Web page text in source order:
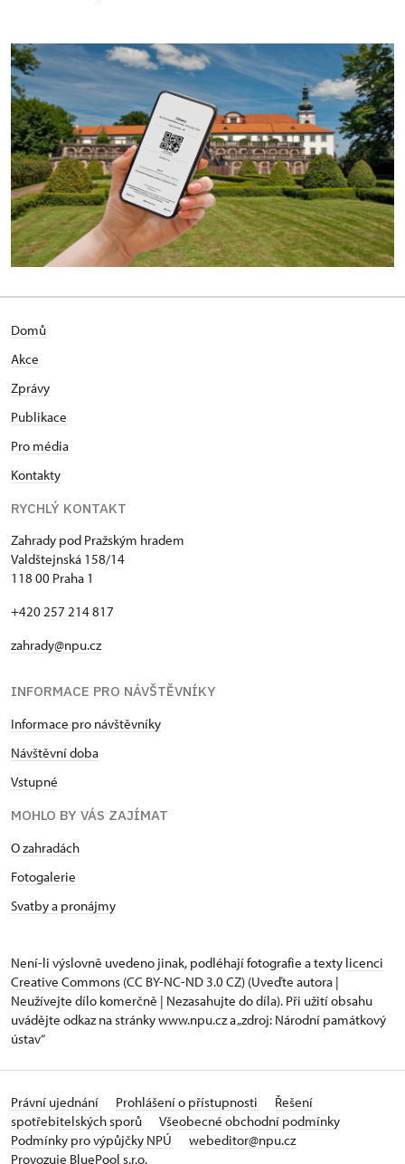
Domů
Akce
Zprávy
Publikace
Pro média
Kontakty
RYCHLÝ KONTAKT
Zahrady pod Pražským hradem
Valdštejnská 158/14
118 00 Praha 1
+420 257 214 817
zahrady@npu.cz
INFORMACE PRO NÁVŠTĚVNÍKY
Informace pro návštěvníky
Návštěvní doba
Vstupné
MOHLO BY VÁS ZAJÍMAT
O zahradách
Fotogalerie
Svatby a pronájmy
Není-li výslovně uvedeno jinak, podléhají fotografie a texty licenci
Creative Commons (CC BY-NC-ND 3.0 CZ) (Uveďte autora |
Neužívejte dílo komerčně | Nezasahujte do díla). Při užití obsahu
uvádějte odkaz na stránky www.npu.cz a „zdroj: Národní památkový
ústav“
Právní ujednání Prohlášení o přístupnosti
Řešení
spotřebitelských sporů
Všeobecné obchodní podmínky
Podmínky pro výpůjčky NPÚ
webeditor@npu.cz
Provozuje BluePool s.r.o.